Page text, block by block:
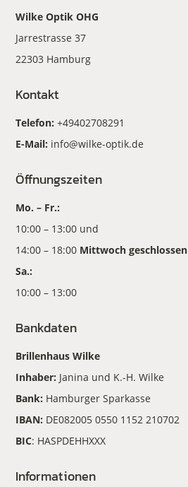
Wilke Optik OHG
Jarrestrasse 37
22303 Hamburg
Kontakt
Telefon:+49402708291
E-Mail: info@wilke-optik.de
Öffnungszeiten
Mo. – Fr.:
10:00 – 13:00 und
14:00 – 18:00 Mittwoch geschlossen
Sa.:
10:00 – 13:00
Bankdaten
Brillenhaus Wilke
Inhaber: Janina und K.-H. Wilke
Bank: Hamburger Sparkasse
IBAN: DE082005 0550 1152 210702
BIC: HASPDEHHXXX
Informationen